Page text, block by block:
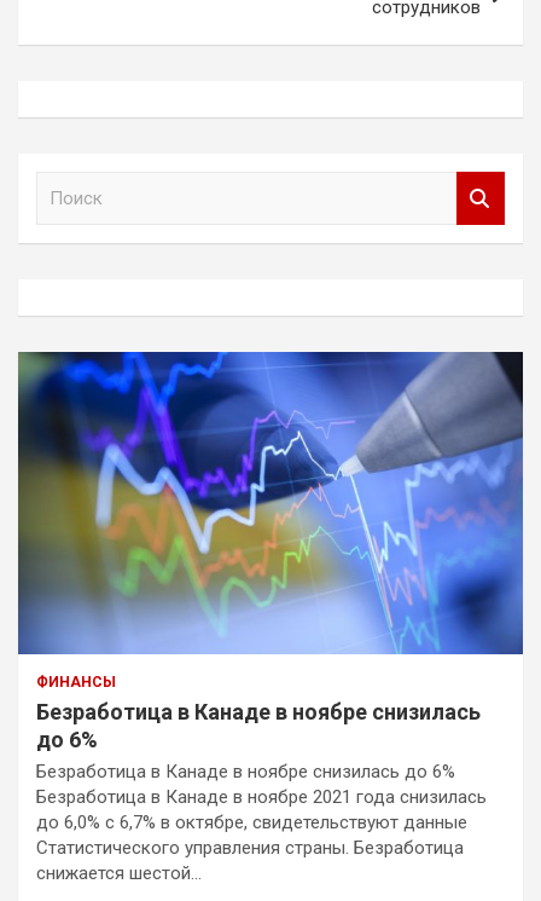
сотрудников
ФИНАНСЫ
Безработица в Канаде в ноябре снизилась
до 6%
Безработица в Канаде в ноябре снизилась до 6%
Безработица в Канаде в ноябре 2021 года снизилась
до 6,0% с 6,7% в октябре, свидетельствуют данные
Статистического управления страны. Безработица
снижается шестой…